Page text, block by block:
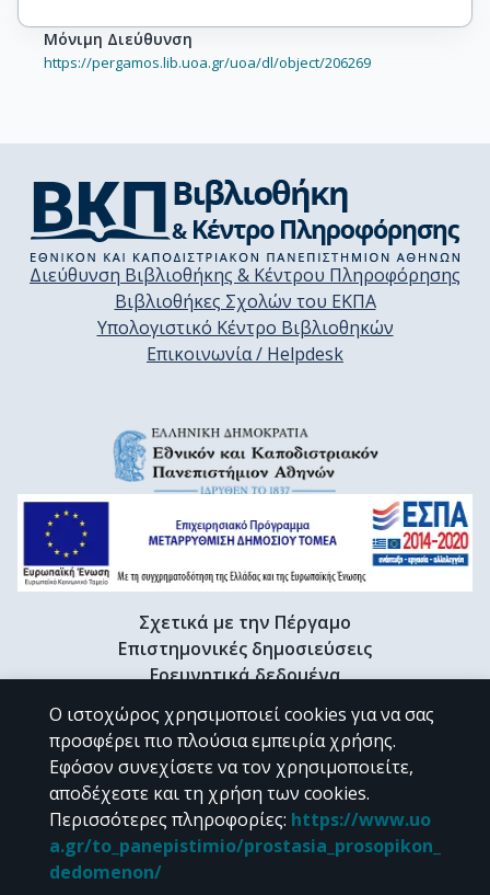
Μόνιμη Διεύθυνση
https://pergamos.lib.uoa.gr/uoa/dl/object/206269
Διεύθυνση Βιβλιοθήκης & Κέντρου Πληροφόρησης
Βιβλιοθήκες Σχολών του ΕΚΠΑ
Υπολογιστικό Κέντρο Βιβλιοθηκών
Επικοινωνία / Helpdesk
Σχετικά με την Πέργαμο
Επιστημονικές δημοσιεύσεις
Ερευνητικά δεδομένα
Διδακτορικές διατριβές & Γκρίζα βιβλιογραφία
Προφίλ Ερευνητή
CC BY-NC 4.0
Εκτός αν αναφέρεται διαφορετικά, το υλικό της "Περγάμου" διατίθεται
Ο ιστοχώρος χρησιμοποιεί cookies για να σας
προσφέρει πιο πλούσια εμπειρία χρήσης.
Εφόσον συνεχίσετε να τον χρησιμοποιείτε,
αποδέχεστε και τη χρήση των cookies.
Περισσότερες πληροφορίες: https://www.uo
a.gr/to_panepistimio/prostasia_prosopikon_
dedomenon/